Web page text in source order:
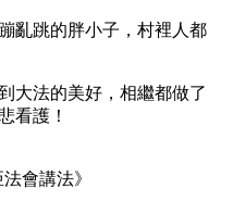
亂跳的胖小子，村裡人都
大法的美好，相繼都做了
看護！
會講法》